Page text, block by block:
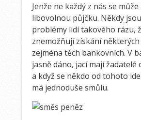
Jenže ne každý z nás se
libovolnou půjčku. Někdy
problémy lidí takového rázu,
znemožňují získání
zejména těch bankovních. V
jasně dáno, jací mají žadatelé
a když se někdo od tohoto
má jednoduše smůlu.